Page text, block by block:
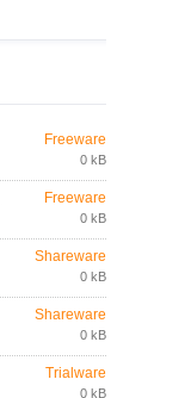
Freeware
0 kB
Freeware
0 kB
Shareware
0 kB
Shareware
0 kB
Trialware
0 kB